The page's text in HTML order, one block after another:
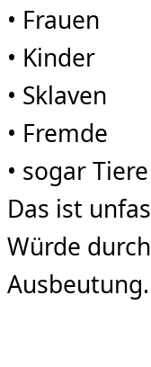
• Frauen
• Kinder
• Sklaven
• Fremde
• sogar Tiere
Das ist
Würde
Ausbeutung.